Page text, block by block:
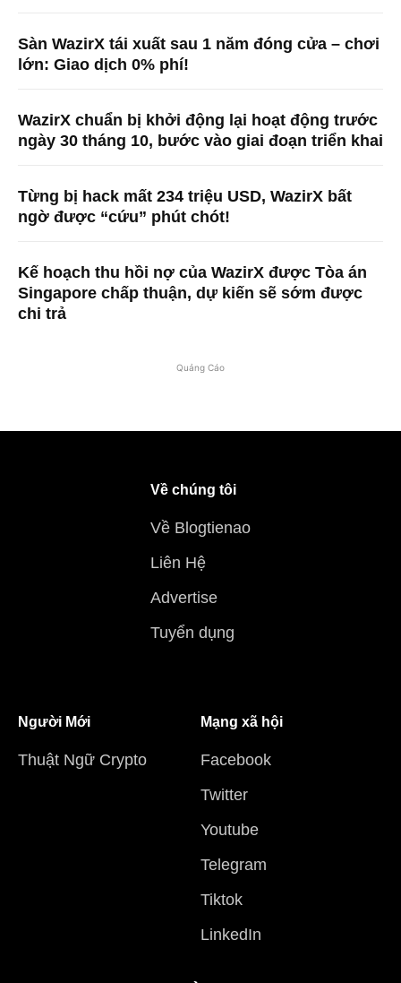
Sàn WazirX tái xuất sau 1 năm đóng cửa – chơi
lớn: Giao dịch 0% phí!
WazirX chuẩn bị khởi động lại hoạt động trước
ngày 30 tháng 10, bước vào giai đoạn triển khai
Từng bị hack mất 234 triệu USD, WazirX bất
ngờ được “cứu” phút chót!
Kế hoạch thu hồi nợ của WazirX được Tòa án
Singapore chấp thuận, dự kiến ​​sẽ sớm được
chi trả
Quảng Cáo
Về chúng tôi
Về Blogtienao
Liên Hệ
Advertise
Tuyển dụng
Người Mới
Thuật Ngữ Crypto
Mạng xã hội
Facebook
Twitter
Youtube
Telegram
Tiktok
LinkedIn